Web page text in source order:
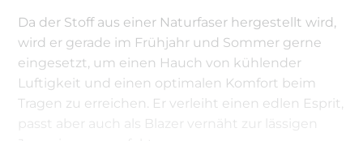
Da der Stoff aus einer Naturfaser hergestellt wird,
wird er gerade im Frühjahr und Sommer gerne
eingesetzt, um einen Hauch von kühlender
Luftigkeit und einen optimalen Komfort beim
Tragen zu erreichen. Er verleiht einen edlen Esprit,
passt aber auch als Blazer vernäht zur lässigen